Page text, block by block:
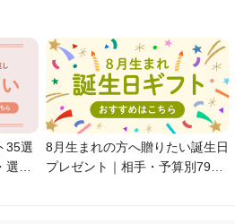
35選
び
8月生まれの方へ贈りたい誕生日
プレゼント｜相手・予算別79選